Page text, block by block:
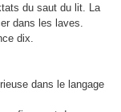
du saut du lit. La
dans les laves.
dix.
dans le langage